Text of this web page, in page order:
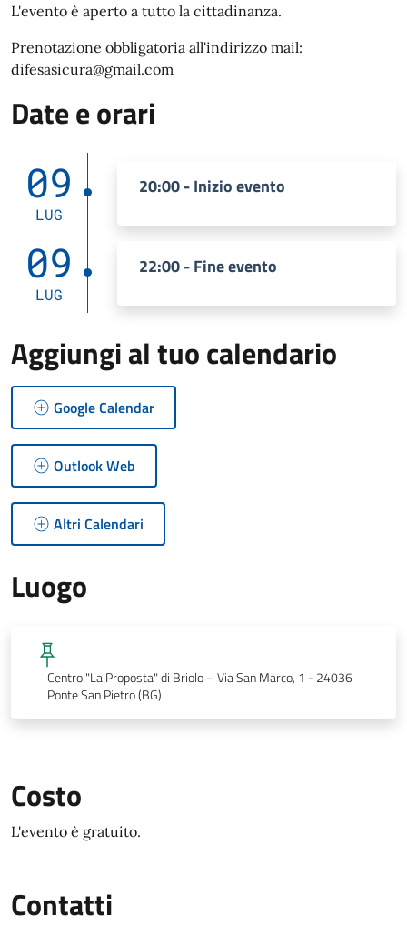
L'evento è aperto a tutto la cittadinanza.
Prenotazione obbligatoria all'indirizzo mail:
difesasicura@gmail.com
Date e orari
09
LUG
20:00 - Inizio evento
09
LUG
22:00 - Fine evento
Aggiungi al tuo calendario
Google Calendar
Outlook Web
Altri Calendari
Luogo
Centro "La Proposta" di Briolo – Via San Marco, 1 - 24036
Ponte San Pietro (BG)
Costo
L'evento è gratuito.
Contatti